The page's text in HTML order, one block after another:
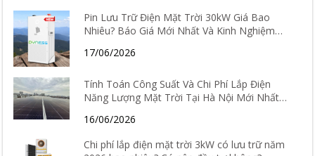
Pin Lưu Trữ Điện Mặt Trời 30kW Giá Bao
Nhiêu? Báo Giá Mới Nhất Và Kinh Nghiệm
17/06/2026
Tính Toán Công Suất Và Chi Phí Lắp Điện
Năng Lượng Mặt Trời Tại Hà Nội Mới Nhất
16/06/2026
Chi phí lắp điện mặt trời 3kW có lưu trữ năm